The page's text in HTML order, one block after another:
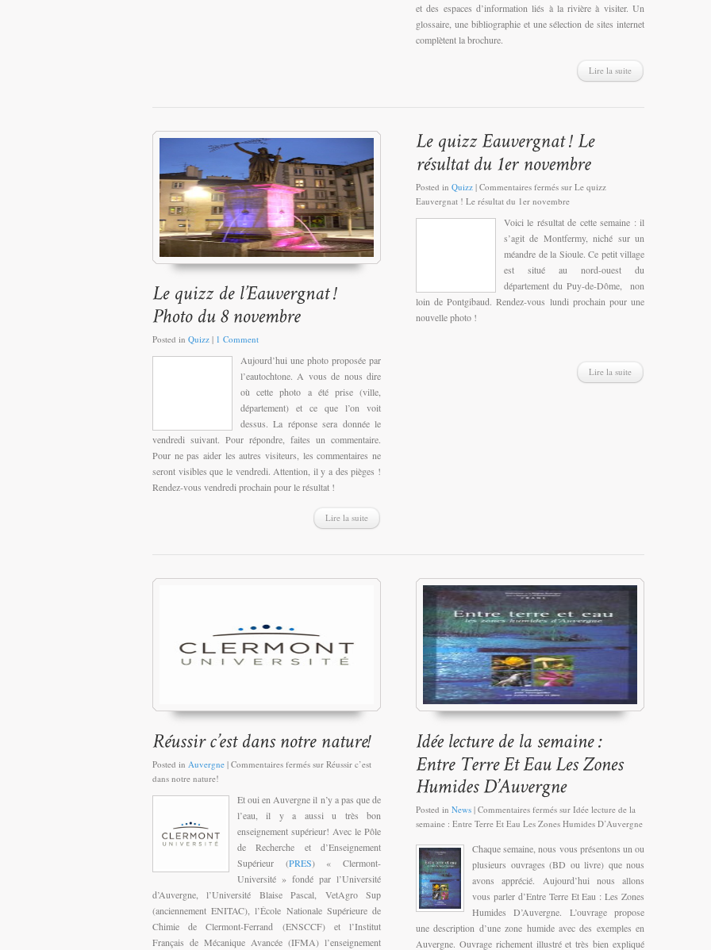
et des espaces d’information liés à la rivière à visiter. Un
glossaire, une bibliographie et une sélection de sites internet
complètent la brochure.
Lire la suite
Posted in Quizz | 1 Comment
Aujourd’hui une photo proposée par
l’eautochtone. A vous de nous dire
où cette photo a été prise (ville,
département) et ce que l’on voit
dessus. La réponse sera donnée le
vendredi suivant. Pour répondre, faites un commentaire.
Pour ne pas aider les autres visiteurs, les commentaires ne
seront visibles que le vendredi. Attention, il y a des pièges !
Rendez-vous vendredi prochain pour le résultat !
Lire la suite
Posted in Quizz | Commentaires fermés sur Le quizz
Eauvergnat ! Le résultat du 1er novembre
Voici le résultat de cette semaine : il
s’agit de Montfermy, niché sur un
méandre de la Sioule. Ce petit village
est situé au nord-ouest du
département du Puy-de-Dôme, non
loin de Pontgibaud. Rendez-vous lundi prochain pour une
nouvelle photo !
Lire la suite
Posted in Auvergne | Commentaires fermés sur Réussir c’est
dans notre nature!
Et oui en Auvergne il n’y a pas que de
l’eau, il y a aussi u très bon
enseignement supérieur! Avec le Pôle
de Recherche et d’Enseignement
Supérieur (PRES) « Clermont-
Université » fondé par l’Université
d’Auvergne, l’Université Blaise Pascal, VetAgro Sup
(anciennement ENITAC), l’École Nationale Supérieure de
Chimie de Clermont-Ferrand (ENSCCF) et l’Institut
Français de Mécanique Avancée (IFMA) l’enseignement
Posted in News | Commentaires fermés sur Idée lecture de la
semaine : Entre Terre Et Eau Les Zones Humides D’Auvergne
Chaque semaine, nous vous présentons un ou
plusieurs ouvrages (BD ou livre) que nous
avons apprécié. Aujourd’hui nous allons
vous parler d’Entre Terre Et Eau : Les Zones
Humides D’Auvergne. L’ouvrage propose
une description d’une zone humide avec des exemples en
Auvergne. Ouvrage richement illustré et très bien expliqué